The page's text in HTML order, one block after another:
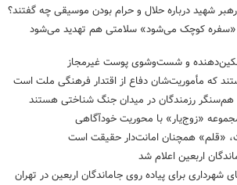
شهید درباره حلال و حرام بودن موسیقی چه گفتند؟
«سفره کوچک می‌شود» سلامتی هم تهدید می‌شود
و شست‌وشوی پوست غیرمجاز
که مأموریت‌شان دفاع از اقتدار فرهنگی ملت است
هم‌سنگر رزمندگان در میدان جنگ شناختی هستند
«زوج‌یار» با محوریت خودآگاهی
«قلم» همچنان امانت‌دار حقیقت است
اربعین اعلام شد
شهرداری برای پیاده روی جاماندگان اربعین در تهران